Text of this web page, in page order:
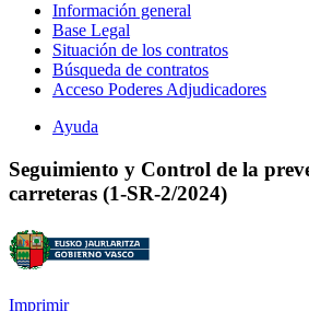
Información general
Base Legal
Situación de los contratos
Búsqueda de contratos
Acceso Poderes Adjudicadores
Ayuda
Seguimiento y Control de la
carreteras (1-SR-2/2024)
Imprimir